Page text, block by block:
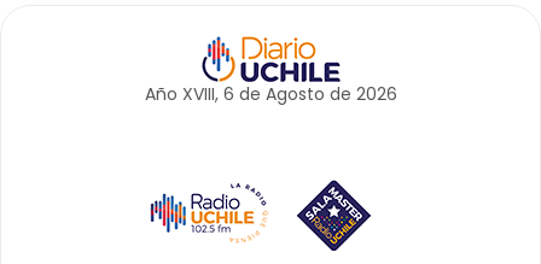
Año XVIII, 6 de Agosto de 2026